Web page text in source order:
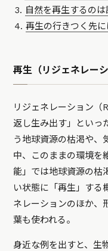
自然を再生するのは
再生の行きつく先
再生（リジェネレー
リジェネレーション
返し生み出す」といっ
う地球資源の枯渇や、
中、このままの環境を
能」では地球資源の枯
い状態に「再生」する
ネレーションのほか、
葉も使われる。
身近な例を出すと、生